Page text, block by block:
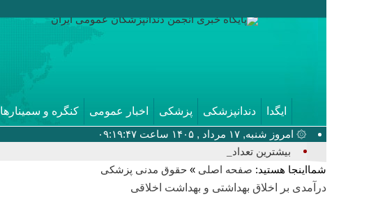
ایگدا دندانپزشکی پزشکی اخبار عمومی کنگره و سمینارها
۞ امروز شنبه, ۱۷ مرداد , ۱۴۰۵ ساعت ۰۹:۱۹:۴۷
بیشترین تعداد سخنرانان، مدیران پا_
شمااینجا هستید: صفحه اصلی » حقوق مدنی پزشکی
درآمدی بر اخلاق بهداشتی و بهداشت اخلاقی